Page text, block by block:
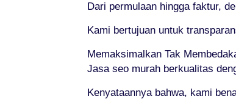
Dari permulaan hingga faktur,
Kami bertujuan untuk
Memaksimalkan Tak
Jasa seo murah berkualitas
Kenyataannya bahwa, kami